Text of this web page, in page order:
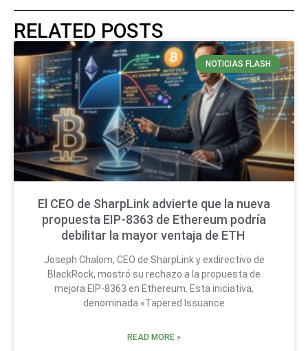
RELATED POSTS
NOTICIAS FLASH
El CEO de SharpLink advierte que la nueva
propuesta EIP-8363 de Ethereum podría
debilitar la mayor ventaja de ETH
Joseph Chalom, CEO de SharpLink y exdirectivo de
BlackRock, mostró su rechazo a la propuesta de
mejora EIP-8363 en Ethereum. Esta iniciativa,
denominada «Tapered Issuance
READ MORE »